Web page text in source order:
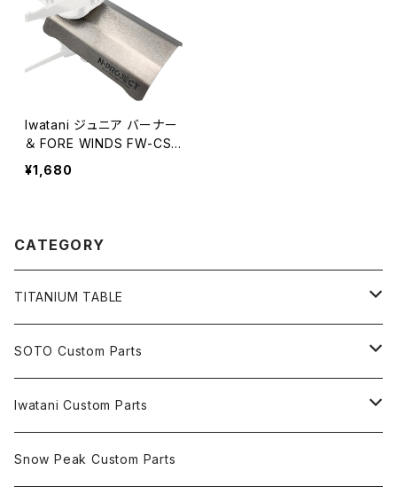
Iwatani ジュニア バーナー
＆ FORE WINDS FW-CS0
1専用遮熱板（バーナーは別
売）
¥1,680
CATEGORY
TITANIUM TABLE
遮熱テーブル
テーブル
SOTO Custom Parts
遮熱板
五徳
Iwatani Custom Parts
遮熱板
Snow Peak Custom Parts